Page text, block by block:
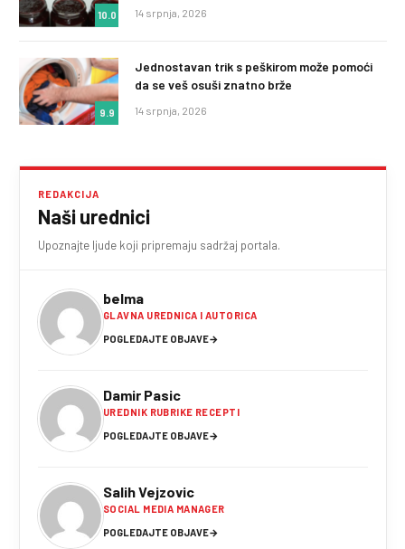
10.0 14 srpnja, 2026
9.9
Jednostavan trik s peškirom može pomoći
da se veš osuši znatno brže
14 srpnja, 2026
REDAKCIJA
Naši urednici
Upoznajte ljude koji pripremaju sadržaj portala.
belma
GLAVNA UREDNICA I AUTORICA
POGLEDAJTE OBJAVE→
Damir Pasic
UREDNIK RUBRIKE RECEPTI
POGLEDAJTE OBJAVE→
Salih Vejzovic
SOCIAL MEDIA MANAGER
POGLEDAJTE OBJAVE→